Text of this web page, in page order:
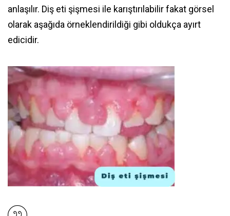
anlaşılır. Diş eti şişmesi ile karıştırılabilir fakat görsel
olarak aşağıda örneklendirildiği gibi oldukça ayırt
edicidir.